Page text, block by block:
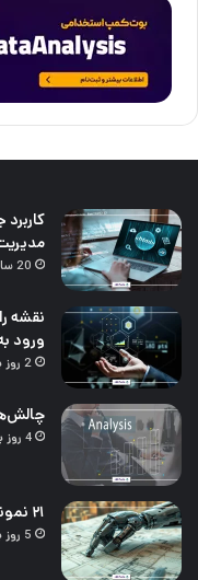
20 ساعت پیش
نقشه
ورود
2 روز پیش
4 روز پیش
۲۱ نمونه پروژه هوش مصنوعی از مبتدی تا پیشرفته
5 روز پیش